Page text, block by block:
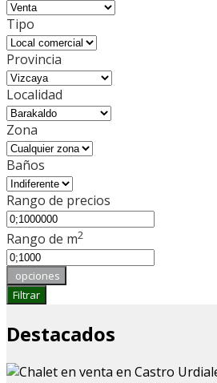
Tipo
Provincia
Localidad
Zona
Baños
Rango de precios
Rango de m2
opciones
Filtrar
Destacados